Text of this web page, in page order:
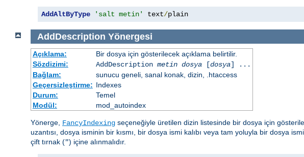
AddAltByType 'salt metin' text/plain
AddDescription Yönergesi
Açıklama:
Bir dosya için gösterilecek açıklama belirtilir.
Sözdizimi:
AddDescription metin dosya[dosya] ...
Bağlam:
sunucu geneli, sanal konak, dizin, .htaccess
Geçersizleştirme: Indexes
Durum:
Temel
Modül:
mod_autoindex
Yönerge, FancyIndexing seçeneğiyle üretilen dizin listesinde bir dosya için
uzantısı, dosya isminin bir kısmı, bir dosya ismi kalıbı veya tam yoluyla bir dosya
çift tırnak (") içine alınmalıdır.